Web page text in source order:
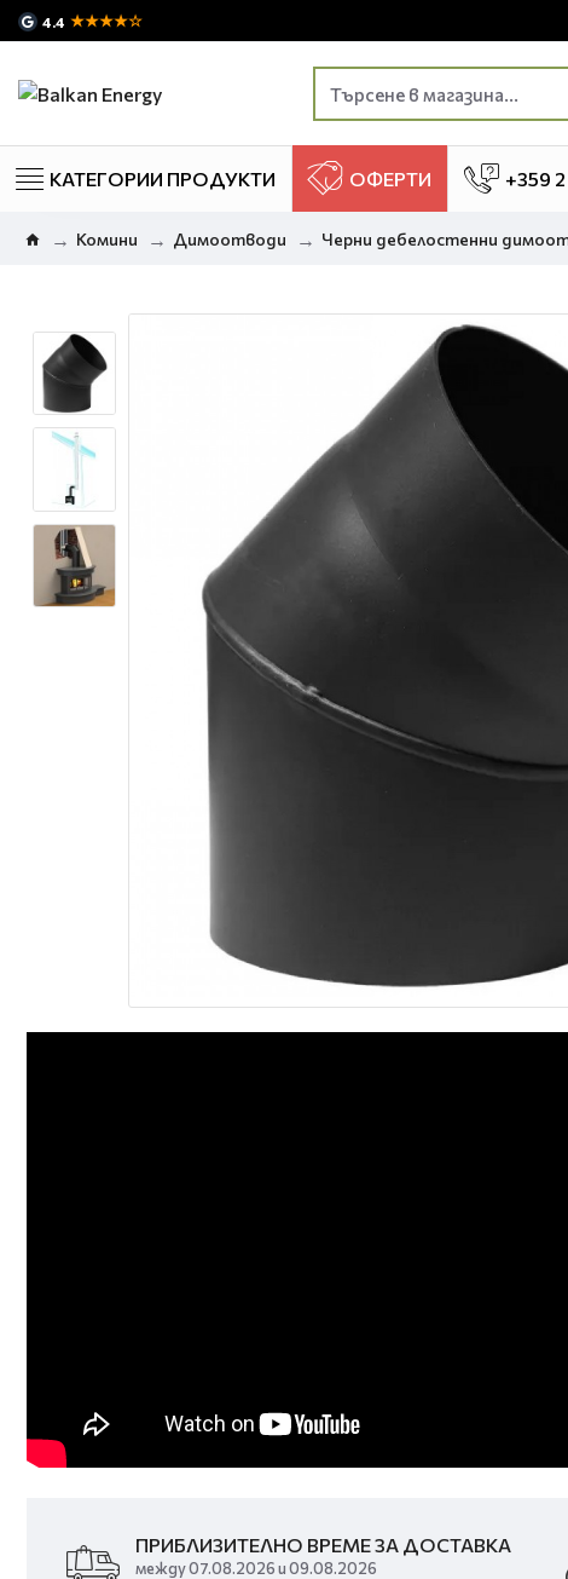
4.4 ★★★★☆
КАТЕГОРИИ ПРОДУКТИ ОФЕРТИ +359
Комини Димоотводи Черни дебелостенни
ПРИБЛИЗИТЕЛНО ВРЕМЕ ЗА ДОСТАВКА
между 07.08.2026 и 09.08.2026